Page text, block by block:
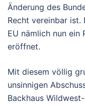
Änderung des
Recht vereinbar ist.
EU nämlich nun ein
eröffnet.
Mit diesem völlig
unsinnigen
Backhaus